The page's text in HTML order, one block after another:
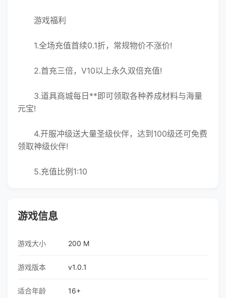
游戏福利
1.全场充值首续0.1折，常规物价不涨价!
2.首充三倍，V10以上永久双倍充值!
3.道具商城每日**即可领取各种养成材料与海量
元宝!
4.开服冲级送大量圣级伙伴，达到100级还可免费
领取神级伙伴!
5.充值比例1:10
游戏信息
游戏大小 200 M
游戏版本 v1.0.1
适合年龄 16+